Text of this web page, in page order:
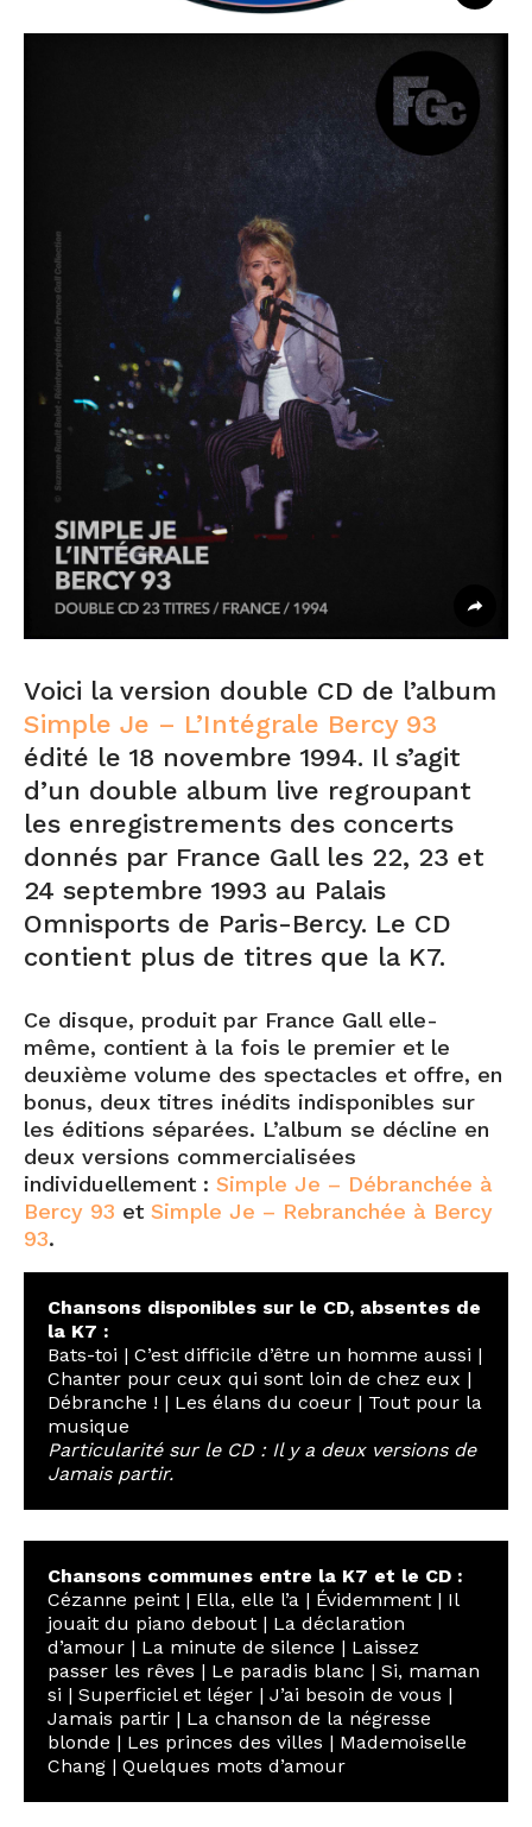
Voici la version double CD de l’album
Simple Je – L’Intégrale Bercy 93
édité le 18 novembre 1994. Il s’agit
d’un double album live regroupant
les enregistrements des concerts
donnés par France Gall les 22, 23 et
24 septembre 1993 au Palais
Omnisports de Paris-Bercy. Le CD
contient plus de titres que la K7.
Ce disque, produit par France Gall elle-
même, contient à la fois le premier et le
deuxième volume des spectacles et offre, en
bonus, deux titres inédits indisponibles sur
les éditions séparées. L’album se décline en
deux versions commercialisées
individuellement : Simple Je – Débranchée à
Bercy 93 et Simple Je – Rebranchée à Bercy
93.
Chansons disponibles sur le CD, absentes de
la K7 :
Bats-toi | C’est difficile d’être un homme aussi |
Chanter pour ceux qui sont loin de chez eux |
Débranche ! | Les élans du coeur | Tout pour la
musique
Particularité sur le CD : Il y a deux versions de
Jamais partir.
Chansons communes entre la K7 et le CD :
Cézanne peint | Ella, elle l’a | Évidemment | Il
jouait du piano debout | La déclaration
d’amour | La minute de silence | Laissez
passer les rêves | Le paradis blanc | Si, maman
si | Superficiel et léger | J’ai besoin de vous |
Jamais partir | La chanson de la négresse
blonde | Les princes des villes | Mademoiselle
Chang | Quelques mots d’amour